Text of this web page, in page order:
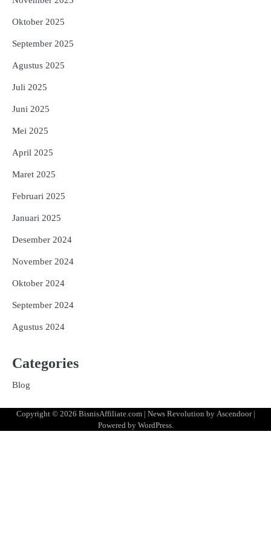
Oktober 2025
September 2025
Agustus 2025
Juli 2025
Juni 2025
Mei 2025
April 2025
Maret 2025
Februari 2025
Januari 2025
Desember 2024
November 2024
Oktober 2024
September 2024
Agustus 2024
Categories
Blog
Copyright © 2026 BisnisAffiliate.com| News Revolution by Ascendoor|
Powered by WordPress.